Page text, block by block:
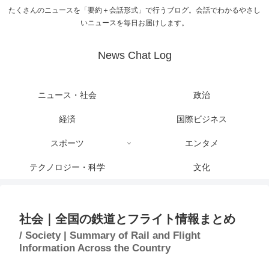
たくさんのニュースを「要約＋会話形式」で行うブログ。会話でわかるやさし
いニュースを毎日お届けします。
News Chat Log
ニュース・社会 政治
経済 国際ビジネス
スポーツ エンタメ
テクノロジー・科学 文化
社会｜全国の鉄道とフライト情報まとめ
/ Society | Summary of Rail and Flight
Information Across the Country